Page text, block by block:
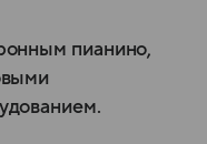
пианино,